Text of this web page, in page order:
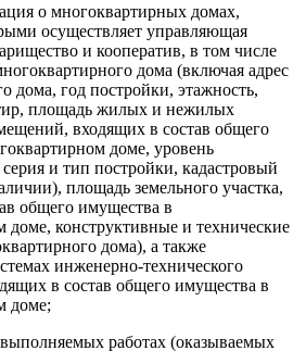
о многоквартирных домах,
осуществляет управляющая
и кооператив, в том числе
дома (включая адрес
дома, год постройки, этажность,
площадь жилых и нежилых
входящих в состав общего
доме, уровень
серия и тип постройки, кадастровый
площадь земельного участка,
общего имущества в
доме, конструктивные и технические
дома), а также
инженерно-технического
в состав общего имущества в
доме;
работах (оказываемых